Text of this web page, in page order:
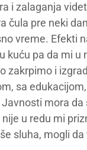
i zalaganja
pre neki
vreme. Efekti
kuću pa da mi
zakrpimo i
sa
mora da
u redu mi
sluha, mogli